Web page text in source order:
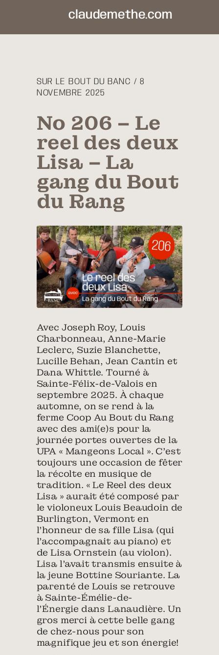
claudemethe.com
SUR LE BOUT DU BANC / 8
NOVEMBRE 2025
No 206 – Le
reel des deux
Lisa – La
gang du Bout
du Rang
Avec Joseph Roy, Louis
Charbonneau, Anne-Marie
Leclerc, Suzie Blanchette,
Lucille Behan, Jean Cantin et
Dana Whittle. Tourné à
Sainte-Félix-de-Valois en
septembre 2025. À chaque
automne, on se rend à la
ferme Coop Au Bout du Rang
avec des ami(e)s pour la
journée portes ouvertes de la
UPA « Mangeons Local ». C’est
toujours une occasion de fêter
la récolte en musique de
tradition. « Le Reel des deux
Lisa » aurait été composé par
le violoneux Louis Beaudoin de
Burlington, Vermont en
l’honneur de sa fille Lisa (qui
l’accompagnait au piano) et
de Lisa Ornstein (au violon).
Lisa l’avait transmis ensuite à
la jeune Bottine Souriante. La
parenté de Louis se retrouve
à Sainte-Émélie-de-
l’Énergie dans Lanaudière. Un
gros merci à cette belle gang
de chez-nous pour son
magnifique jeu et son énergie!